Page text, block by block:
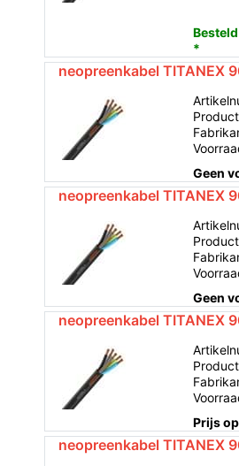
*
neopreenkabel TITANEX
Geen
neopreenkabel TITANEX
Geen
neopreenkabel TITANEX
Prijs
neopreenkabel TITANEX